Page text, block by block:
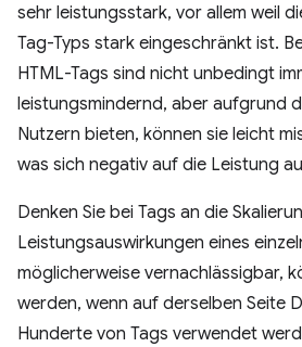
sehr leistungsstark, vor allem weil
Tag-Typs stark eingeschränkt ist.
HTML-Tags sind nicht unbedingt
leistungsmindernd, aber aufgrund
Nutzern bieten, können sie leicht
was sich negativ auf die Leistung
Denken Sie bei Tags an die
Leistungsauswirkungen eines
möglicherweise vernachlässigbar,
werden, wenn auf derselben Seite
Hunderte von Tags verwendet